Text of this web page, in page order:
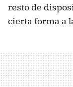
resto de
cierta forma a